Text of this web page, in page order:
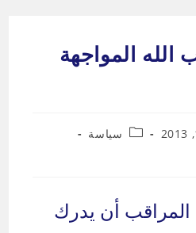
المواجهة
Postسياسة
أن يدرك